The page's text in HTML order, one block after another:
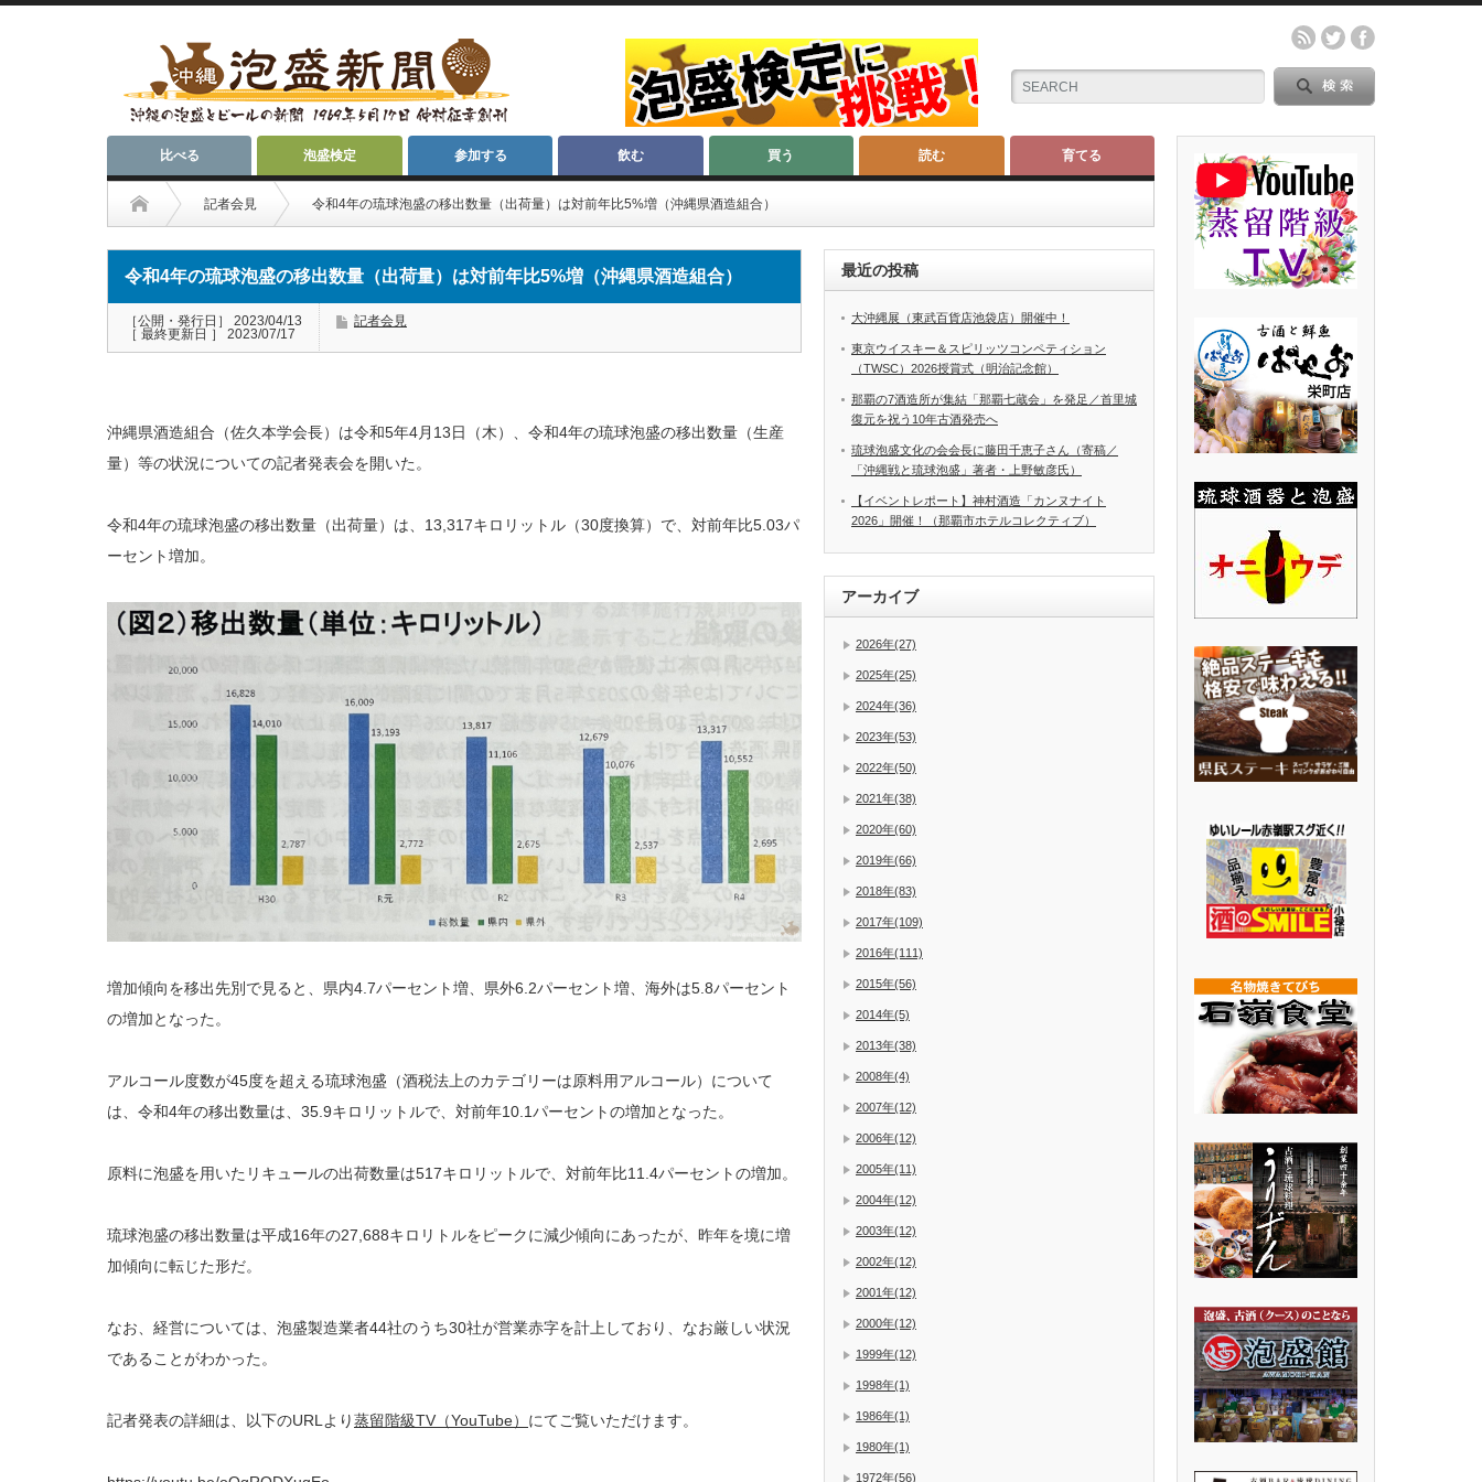
比べる 泡盛検定 参加する 飲む 買う 読む 育てる
記者会見 令和4年の琉球泡盛の移出数量（出荷量）は対前年比5%増（沖縄県酒造組合）
令和4年の琉球泡盛の移出数量（出荷量）は対前年比5%増（沖縄県酒造組合）
［公開・発行日］ 2023/04/13
［ 最終更新日 ］ 2023/07/17
記者会見
沖縄県酒造組合（佐久本学会長）は令和5年4月13日（木）、令和4年の琉球泡盛の移出数量（生産
量）等の状況についての記者発表会を開いた。
令和4年の琉球泡盛の移出数量（出荷量）は、13,317キロリットル（30度換算）で、対前年比5.03パ
ーセント増加。
増加傾向を移出先別で見ると、県内4.7パーセント増、県外6.2パーセント増、海外は5.8パーセント
の増加となった。
アルコール度数が45度を超える琉球泡盛（酒税法上のカテゴリーは原料用アルコール）について
は、令和4年の移出数量は、35.9キロリットルで、対前年10.1パーセントの増加となった。
原料に泡盛を用いたリキュールの出荷数量は517キロリットルで、対前年比11.4パーセントの増加。
琉球泡盛の移出数量は平成16年の27,688キロリトルをピークに減少傾向にあったが、昨年を境に増
加傾向に転じた形だ。
なお、経営については、泡盛製造業者44社のうち30社が営業赤字を計上しており、なお厳しい状況
であることがわかった。
記者発表の詳細は、以下のURLより蒸留階級TV（YouTube） にてご覧いただけます。
最近の投稿
大沖縄展（東武百貨店池袋店）開催中！
東京ウイスキー＆スピリッツコンペティション
（TWSC）2026授賞式（明治記念館）
那覇の7酒造所が集結「那覇七蔵会」を発足／首里城
復元を祝う10年古酒発売へ
琉球泡盛文化の会会長に藤田千恵子さん（寄稿／
「沖縄戦と琉球泡盛」著者・上野敏彦氏）
【イベントレポート】神村酒造「カンヌナイト
2026」開催！（那覇市ホテルコレクティブ）
アーカイブ
2026年(27)
2025年(25)
2024年(36)
2023年(53)
2022年(50)
2021年(38)
2020年(60)
2019年(66)
2018年(83)
2017年(109)
2016年(111)
2015年(56)
2014年(5)
2013年(38)
2008年(4)
2007年(12)
2006年(12)
2005年(11)
2004年(12)
2003年(12)
2002年(12)
2001年(12)
2000年(12)
1999年(12)
1998年(1)
1986年(1)
1980年(1)
1972年(56)